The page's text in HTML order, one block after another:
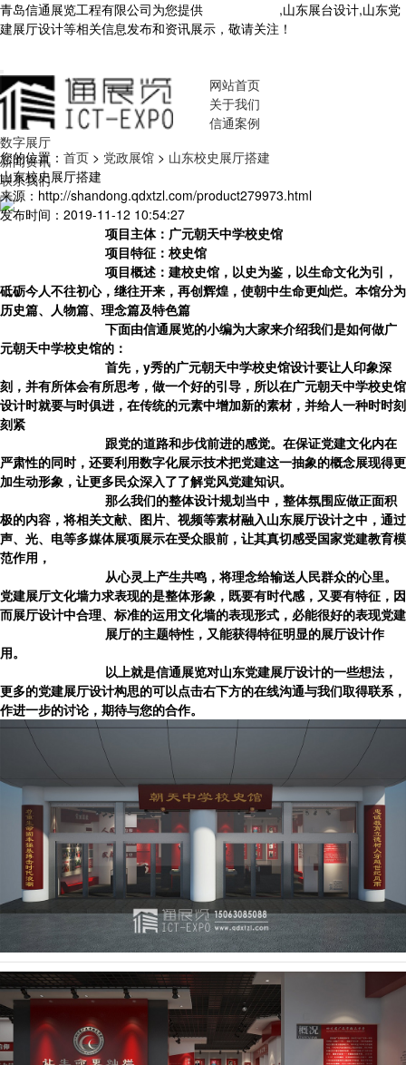
青岛信通展览工程有限公司为您提供
,山东展台设计,山东党
建展厅设计等相关信息发布和资讯展示，敬请关注！
网站首页
关于我们
信通案例
数字展厅
新闻资讯
联系我们
您的位置： 首页 > 党政展馆 > 山东校史展厅搭建
山东校史展厅搭建
来源：http://shandong.qdxtzl.com/product279973.html
发布时间：2019-11-12 10:54:27
项目主体：广元朝天中学校史馆
项目特征：校史馆
项目概述：建校史馆，以史为鉴，以生命文化为引，
砥砺今人不往初心，继往开来，再创辉煌，使朝中生命更灿烂。本馆分为
历史篇、人物篇、理念篇及特色篇
下面由信通展览的小编为大家来介绍我们是如何做广
元朝天中学校史馆的：
首先，y秀的广元朝天中学校史馆设计要让人印象深
刻，并有所体会有所思考，做一个好的引导，所以在广元朝天中学校史馆
设计时就要与时俱进，在传统的元素中增加新的素材，并给人一种时时刻
刻紧
跟党的道路和步伐前进的感觉。在保证党建文化内在
严肃性的同时，还要利用数字化展示技术把党建这一抽象的概念展现得更
加生动形象，让更多民众深入了了解党风党建知识。
那么我们的整体设计规划当中，整体氛围应做正面积
极的内容，将相关文献、图片、视频等素材融入山东展厅设计之中，通过
声、光、电等多媒体展项展示在受众眼前，让其真切感受国家党建教育模
范作用，
从心灵上产生共鸣，将理念给输送人民群众的心里。
党建展厅文化墙力求表现的是整体形象，既要有时代感，又要有特征，因
而展厅设计中合理、标准的运用文化墙的表现形式，必能很好的表现党建
展厅的主题特性，又能获得特征明显的展厅设计作
用。
以上就是信通展览对山东党建展厅设计的一些想法，
更多的党建展厅设计构思的可以点击右下方的在线沟通与我们取得联系，
作进一步的讨论，期待与您的合作。